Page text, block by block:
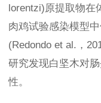
lorentzi)原提取物在
肉鸡试验感染模型
(Redondo et al.，
研究发现白坚木对
性。